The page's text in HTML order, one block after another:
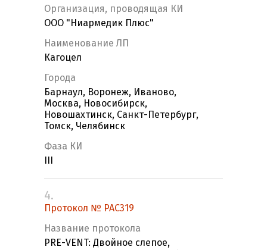
Организация, проводящая КИ
ООО "Ниармедик Плюс"
Наименование ЛП
Кагоцел
Города
Барнаул, Воронеж, Иваново,
Москва, Новосибирск,
Новошахтинск, Санкт-Петербург,
Томск, Челябинск
Фаза КИ
4.
Протокол № PAC319
Название протокола
PRE-VENT: Двойное слепое,